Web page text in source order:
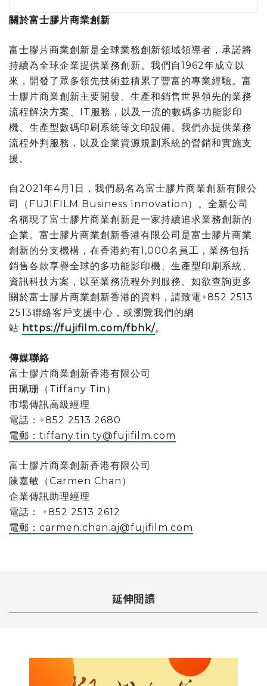
關於富士膠片商業創新
富士膠片商業創新是全球業務創新領域領導者，承諾將
持續為全球企業提供業務創新。我們自1962年成立以
來，開發了眾多領先技術並積累了豐富的專業經驗。富
士膠片商業創新主要開發、生產和銷售世界領先的業務
流程解決方案、IT服務，以及一流的數碼多功能影印
機、生產型數碼印刷系統等文印設備。我們亦提供業務
流程外判服務，以及企業資源規劃系統的營銷和實施支
援。
自2021年4月1日，我們易名為富士膠片商業創新有限公
司（FUJIFILM Business Innovation）。全新公司
名稱現了富士膠片商業創新是一家持續追求業務創新的
企業。富士膠片商業創新香港有限公司是富士膠片商業
創新的分支機構，在香港約有1,000名員工，業務包括
銷售各款享譽全球的多功能影印機、生產型印刷系統、
資訊科技方案，以至業務流程外判服務。如欲查詢更多
關於富士膠片商業創新香港的資料，請致電+852 2513
2513聯絡客戶支援中心，或瀏覽我們的網
站 https://fujifilm.com/fbhk/。
傳媒聯絡
富士膠片商業創新香港有限公司
田珮珊（Tiffany Tin）
市場傳訊高級經理
電話：+852 2513 2680
電郵： tiffany.tin.ty@fujifilm.com
富士膠片商業創新香港有限公司
陳嘉敏（Carmen Chan）
企業傳訊助理經理
電話： +852 2513 2612
電郵： carmen.chan.aj@fujifilm.com
延伸閱讀